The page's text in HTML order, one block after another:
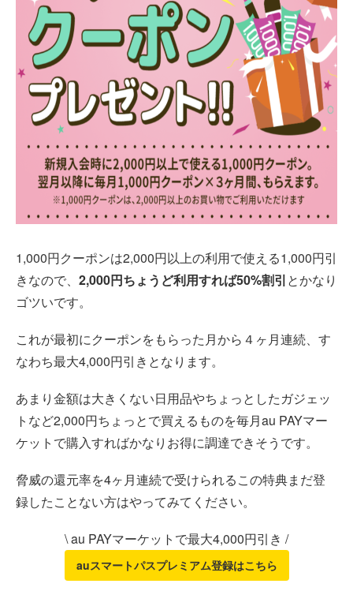
1,000円クーポンは2,000円以上の利用で使える1,000円引
きなので、 2,000円ちょうど利用すれば50%割引とかなり
ゴツいです。
これが最初にクーポンをもらった月から４ヶ月連続、す
なわち最大4,000円引きとなります。
あまり金額は大きくない日用品やちょっとしたガジェッ
トなど2,000円ちょっとで買えるものを毎月au PAYマー
ケットで購入すればかなりお得に調達できそうです。
脅威の還元率を4ヶ月連続で受けられるこの特典まだ登
録したことない方はやってみてください。
\ au PAYマーケットで最大4,000円引き /
auスマートパスプレミアム登録はこちら